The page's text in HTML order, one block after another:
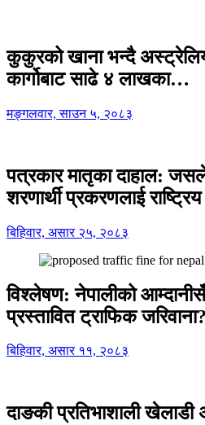
कुकुरको खाना भन्दै
कार्गोबाट साढे ४ लाखका…
मङ्गलवार, साउन ५, २०८३
पत्रकार मातृका दाहाल:
शरणार्थी प्रकरणलाई
बिहिवार, असार २५, २०८३
विश्लेषण: नेपालीको
प्रस्तावित ट्राफिक
बिहिवार, असार ११, २०८३
दाङकी प्रतिभाशाली खेलाडी